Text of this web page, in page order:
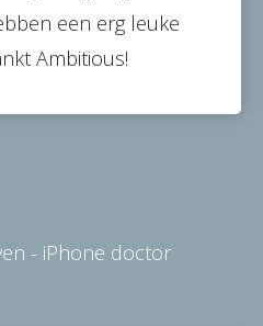
een erg leuke
Ambitious!
- iPhone doctor